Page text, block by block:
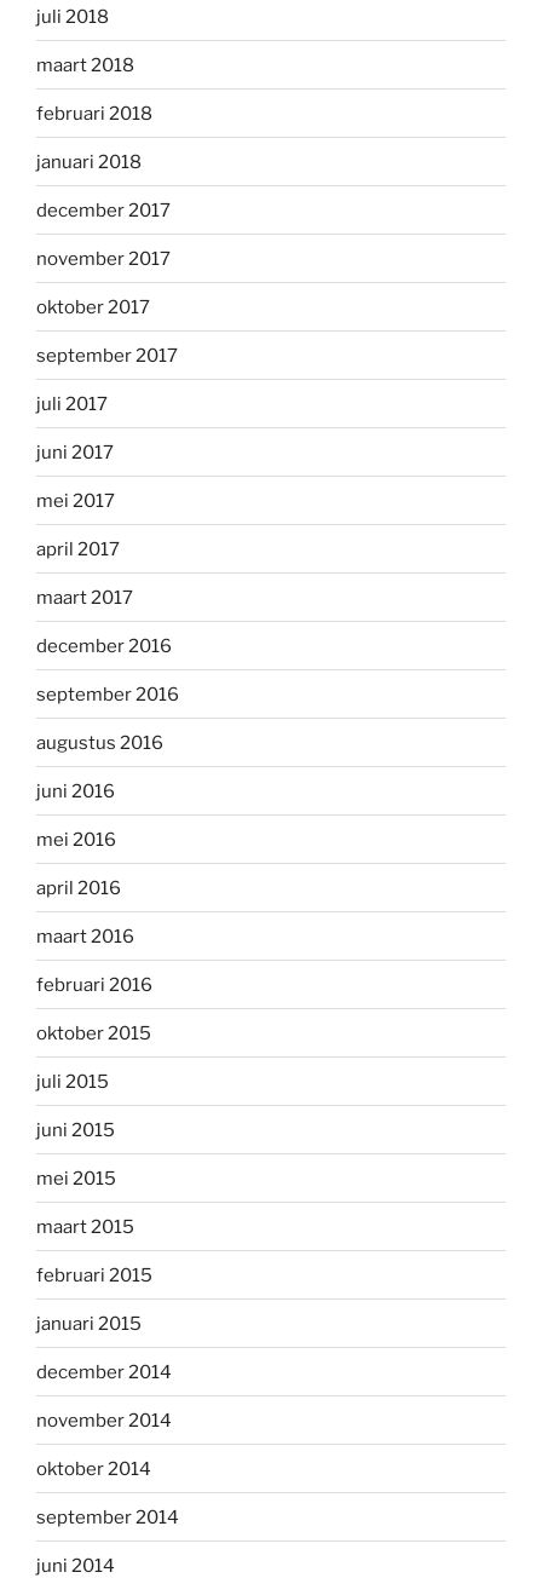
juli 2018
maart 2018
februari 2018
januari 2018
december 2017
november 2017
oktober 2017
september 2017
juli 2017
juni 2017
mei 2017
april 2017
maart 2017
december 2016
september 2016
augustus 2016
juni 2016
mei 2016
april 2016
maart 2016
februari 2016
oktober 2015
juli 2015
juni 2015
mei 2015
maart 2015
februari 2015
januari 2015
december 2014
november 2014
oktober 2014
september 2014
juni 2014